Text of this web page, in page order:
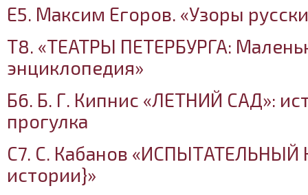
Е5. Максим Егоров. «Узоры
Т8. «ТЕАТРЫ ПЕТЕРБУРГА:
энциклопедия»
Б6. Б. Г. Кипнис «ЛЕТНИЙ САД»:
прогулка
С7. С. Кабанов «ИСПЫТАТЕЛЬНЫЙ
истории}»